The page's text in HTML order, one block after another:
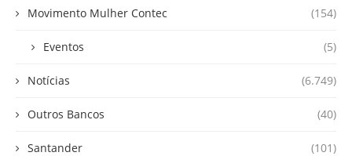
Movimento Mulher Contec (154)
Eventos (5)
Notícias (6.749)
Outros Bancos (40)
Santander (101)